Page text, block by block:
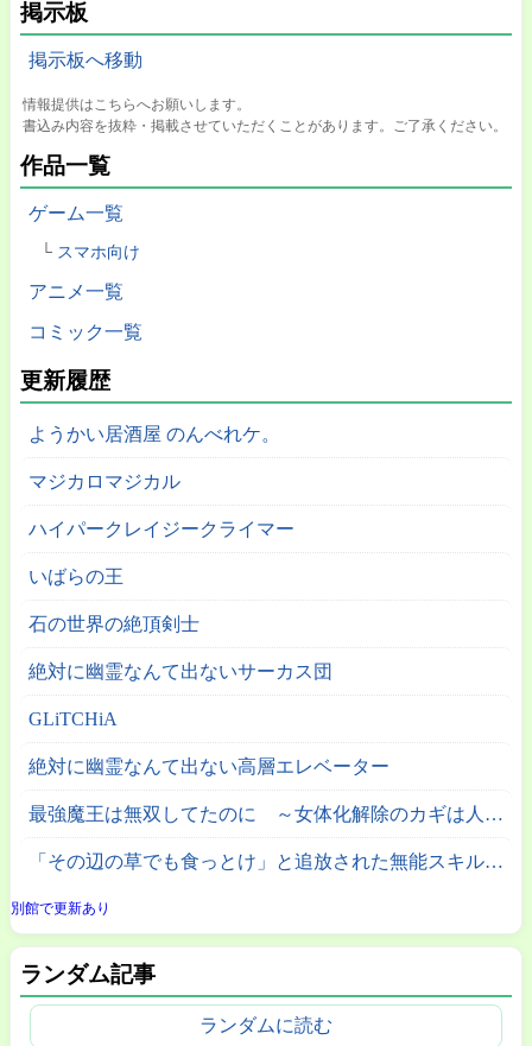
掲示板
掲示板へ移動
情報提供はこちらへお願いします。
書込み内容を抜粋・掲載させていただくことがあります。ご了承ください。
作品一覧
ゲーム一覧
スマホ向け
アニメ一覧
コミック一覧
更新履歴
ようかい居酒屋 のんべれケ。
マジカロマジカル
ハイパークレイジークライマー
いばらの王
石の世界の絶頂剣士
絶対に幽霊なんて出ないサーカス団
GLiTCHiA
絶対に幽霊なんて出ない高層エレベーター
最強魔王は無双してたのに ～女体化解除のカギは人助けの旅でした～
「その辺の草でも食っとけ」と追放された無能スキル【植物食い】持ち転生者、エルフの里で幻の植物を食べて無双する
別館で更新あり
ランダム記事
ランダムに読む